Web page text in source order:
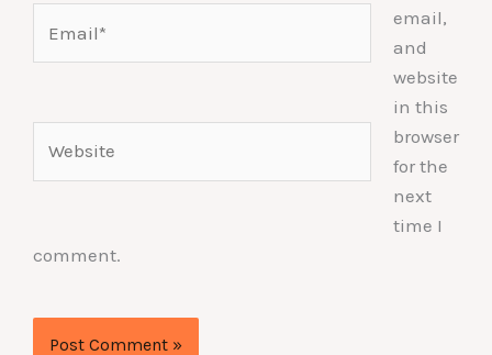
email,
and
website
in this
browser
for the
next
time I
comment.